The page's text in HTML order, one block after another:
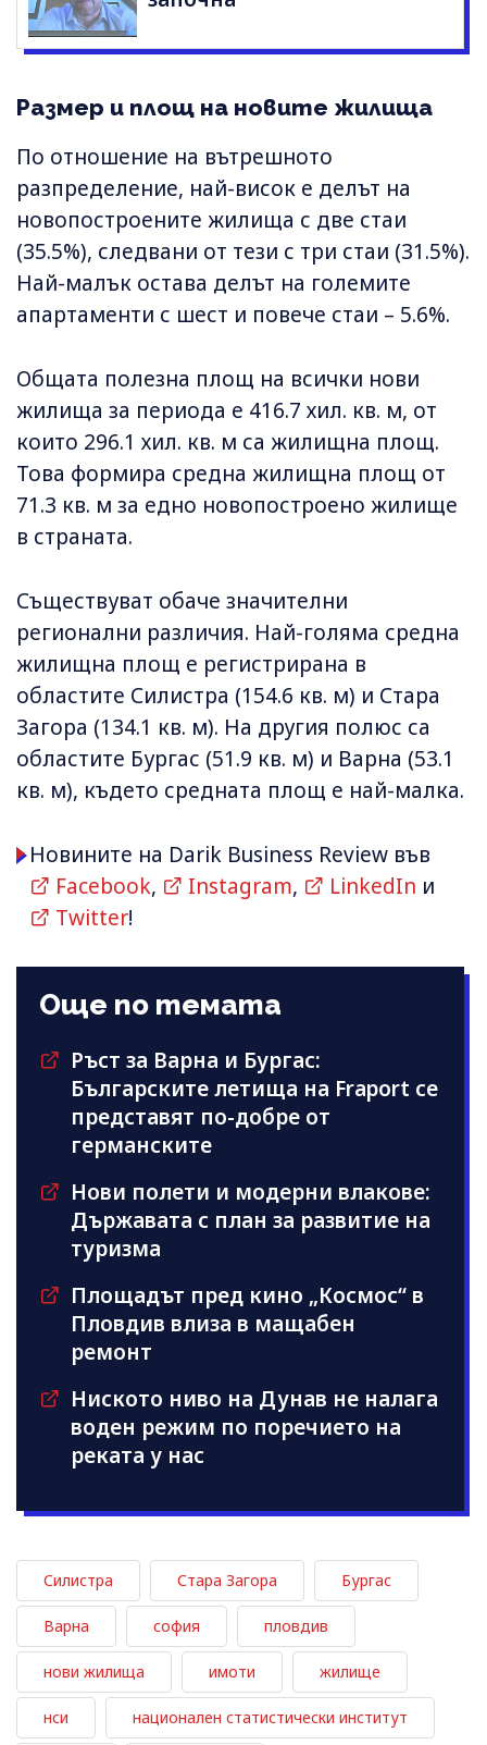
Размер и площ на новите жилища
По отношение на вътрешното
разпределение, най-висок е делът на
новопостроените жилища с две стаи
(35.5%), следвани от тези с три стаи (31.5%).
Най-малък остава делът на големите
апартаменти с шест и повече стаи – 5.6%.
Общата полезна площ на всички нови
жилища за периода е 416.7 хил. кв. м, от
които 296.1 хил. кв. м са жилищна площ.
Това формира средна жилищна площ от
71.3 кв. м за едно новопостроено жилище
в страната.
Съществуват обаче значителни
регионални различия. Най-голяма средна
жилищна площ е регистрирана в
областите Силистра (154.6 кв. м) и Стара
Загора (134.1 кв. м). На другия полюс са
областите Бургас (51.9 кв. м) и Варна (53.1
кв. м), където средната площ е най-малка.
Новините на Darik Business Review във
Facebook, Instagram, LinkedIn и
Twitter!
Още по темата
Ръст за Варна и Бургас:
Българските летища на Fraport се
представят по-добре от
германските
Нови полети и модерни влакове:
Държавата с план за развитие на
туризма
Площадът пред кино „Космос“ в
Пловдив влиза в мащабен
ремонт
Ниското ниво на Дунав не налага
воден режим по поречието на
реката у нас
Силистра Стара Загора Бургас
Варна софия пловдив
нови жилища имоти жилище
нси национален статистически институт